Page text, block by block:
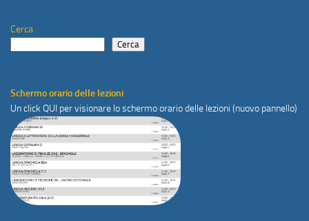
Cerca
Cerca
Schermo orario delle lezioni
Un click QUI per visionare lo schermo orario delle lezioni (nuovo pannello)